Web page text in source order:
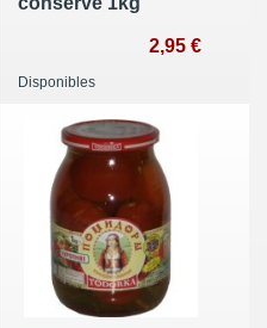
2,95 €
Disponibles